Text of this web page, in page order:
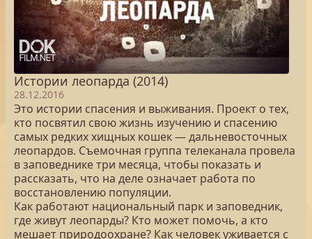
Истории леопарда (2014)
28.12.2016
Это истории спасения и выживания. Проект о тех,
кто посвятил свою жизнь изучению и спасению
самых редких хищных кошек — дальневосточных
леопардов. Съемочная группа телеканала провела
в заповеднике три месяца, чтобы показать и
рассказать, что на деле означает работа по
восстановлению популяции.
Как работают национальный парк и заповедник,
где живут леопарды? Кто может помочь, а кто
мешает природоохране? Как человек уживается с